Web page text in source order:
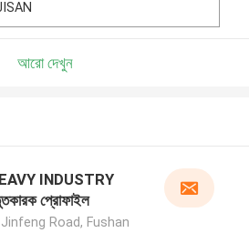
আরো দেখুন
INDUSTRY
প্রোফাইল
Road, Fushan